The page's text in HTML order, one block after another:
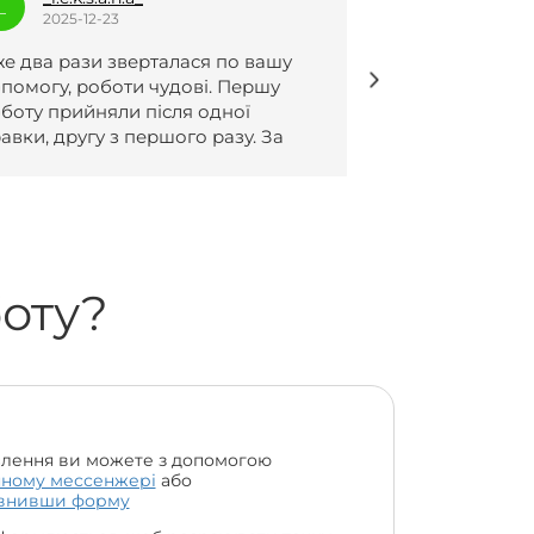
S
2025-12-23
Роботи написанні чудово, все згідно
домовленостей 😍🔥
ви можете з допомогою
мессенжері або
форму